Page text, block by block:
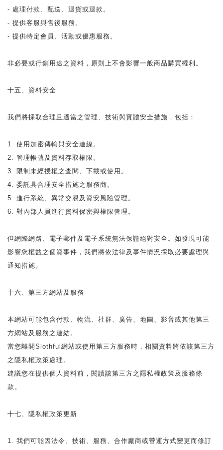
- 處理付款、配送、退貨或退款。
- 提供客服與售後服務。
- 提供特定會員、活動或優惠服務。
非必要或行銷用途之資料，原則上不會影響一般商品購買權利。
十五、資料安全
我們將採取合理且適當之管理、技術與實體安全措施，包括：
1. 使用加密傳輸與安全連線。
2. 管理帳號及資料存取權限。
3. 限制未經授權之查閱、下載或使用。
4. 委託具合理安全措施之服務商。
5. 進行系統、異常交易及資安風險管理。
6. 對內部人員進行資料保密與權限管理。
但網際網路、電子郵件及電子系統無法保證絕對安全。如發現可能
影響您權益之個資事件，我們將依法律及事件情況採取必要處理與
通知措施。
十六、第三方網站及服務
本網站可能包含付款、物流、社群、廣告、地圖、影音或其他第三
方網站及服務之連結。
當您離開Slothful網站或使用第三方服務時，相關資料將依該第三方
之隱私權政策處理。
建議您在提供個人資料前，閱讀該第三方之隱私權政策及服務條
款。
十七、隱私權政策更新
1. 我們可能因法令、技術、服務、合作廠商或營運方式變更而修訂